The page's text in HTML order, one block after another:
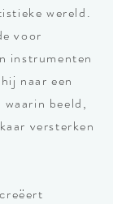
wereld.
voor
instrumenten
naar een
beeld,
versterken